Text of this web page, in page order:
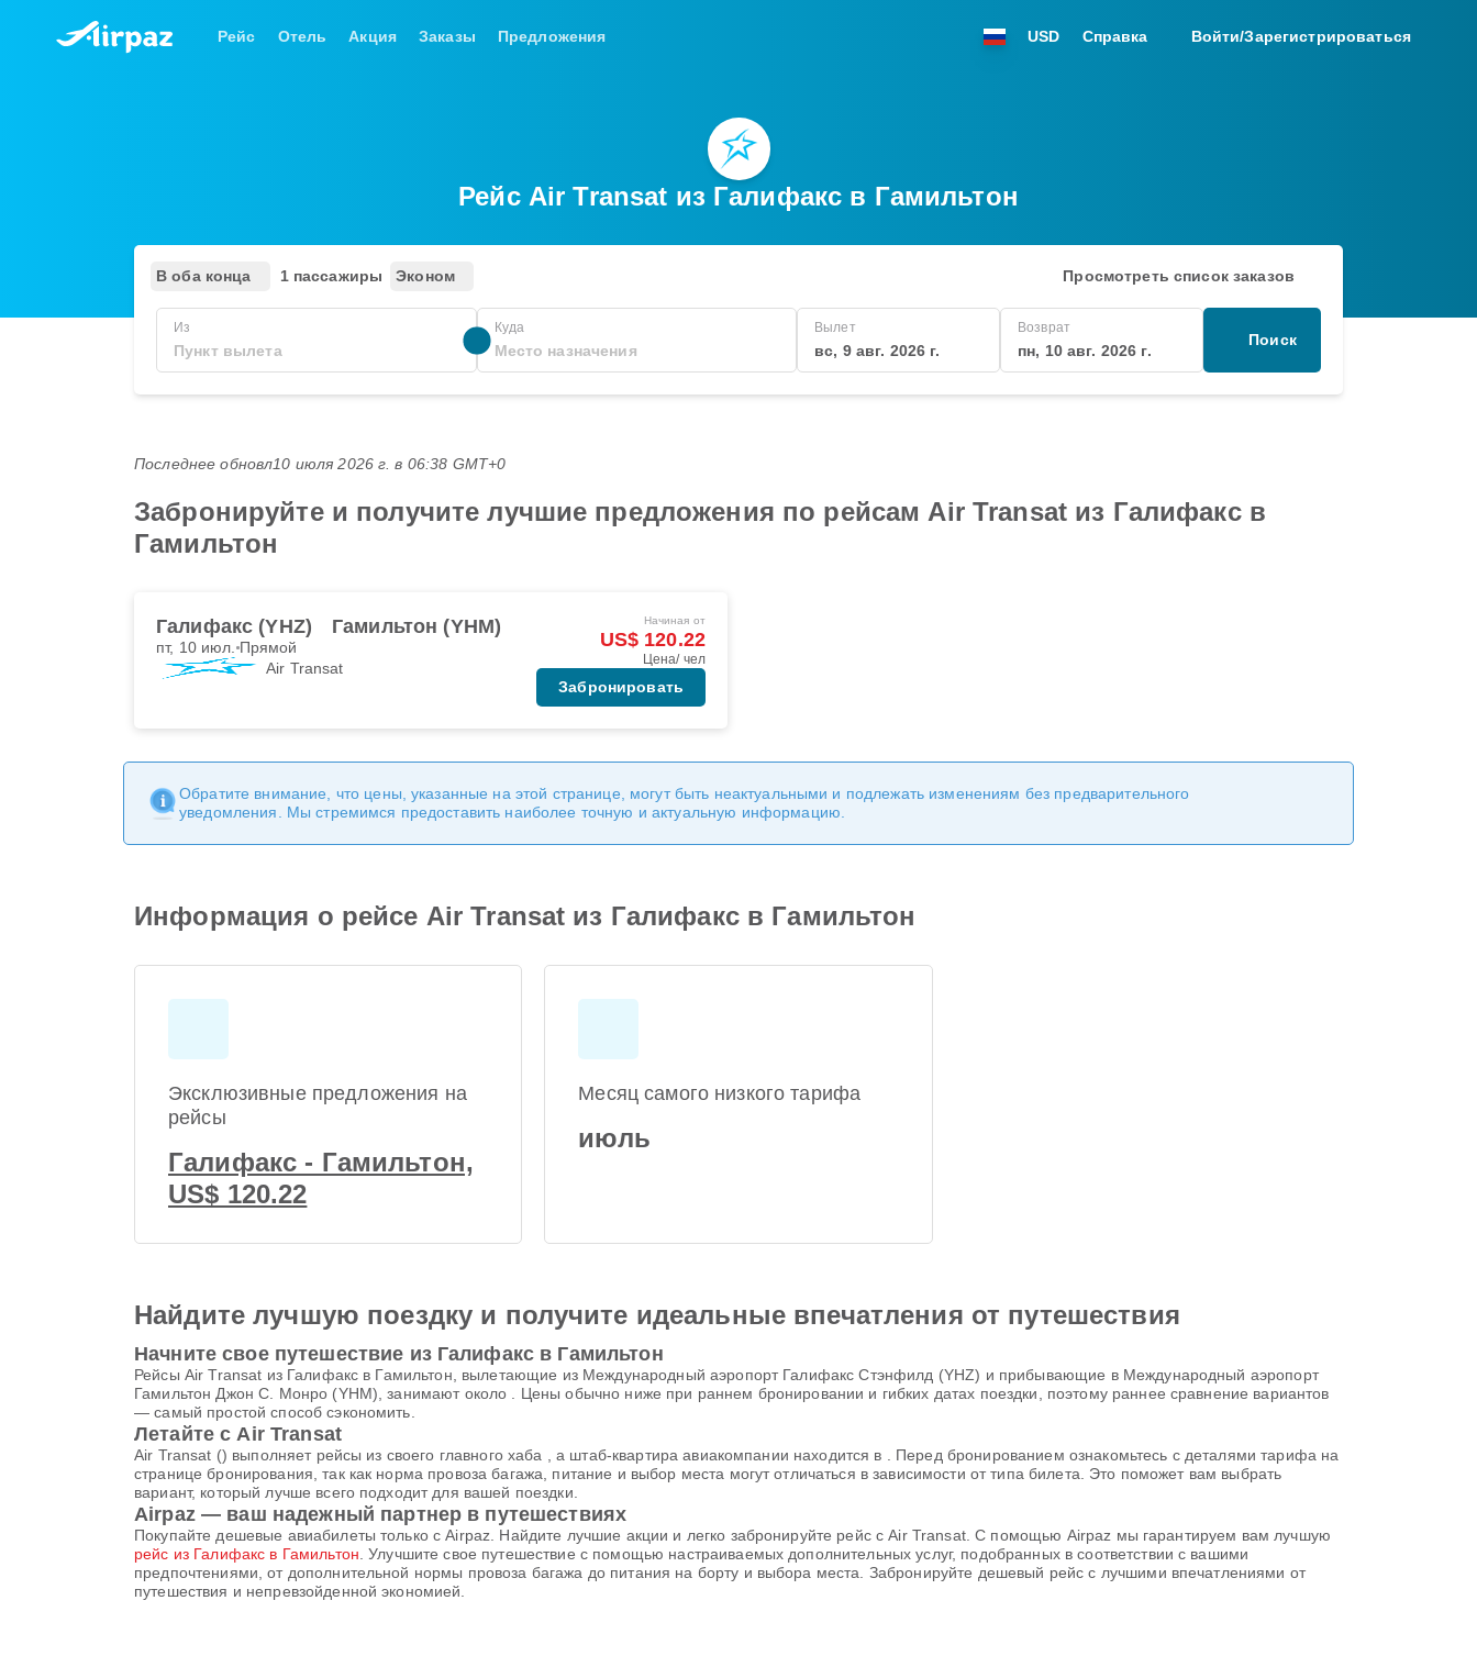
Рейс Отель Акция Заказы Предложения USD Справка Войти/Зарегистрироваться
Рейс Air Transat из Галифакс в Гамильтон
В оба конца 1 пассажиры Эконом Просмотреть список заказов
Из Куда Вылет
вс, 9 авг. 2026 г.
Возврат
пн, 10 авг. 2026 г.
Поиск
Последнее обновл10 июля 2026 г. в 06:38 GMT+0
Забронируйте и получите лучшие предложения по рейсам Air Transat из Галифакс в
Гамильтон
Галифакс (YHZ) Гамильтон (YHM)
пт, 10 июл. Прямой
Air Transat
Начиная от
US$ 120.22
Цена/ чел
Забронировать
Обратите внимание, что цены, указанные на этой странице, могут быть неактуальными и подлежать изменениям без предварительного
уведомления. Мы стремимся предоставить наиболее точную и актуальную информацию.
Информация о рейсе Air Transat из Галифакс в Гамильтон
Эксклюзивные предложения на
рейсы
Галифакс - Гамильтон,
US$ 120.22
Месяц самого низкого тарифа
июль
Найдите лучшую поездку и получите идеальные впечатления от путешествия
Начните свое путешествие из Галифакс в Гамильтон
Рейсы Air Transat из Галифакс в Гамильтон, вылетающие из Международный аэропорт Галифакс Стэнфилд (YHZ) и прибывающие в Международный аэропорт
Гамильтон Джон С. Монро (YHM), занимают около . Цены обычно ниже при раннем бронировании и гибких датах поездки, поэтому раннее сравнение вариантов
— самый простой способ сэкономить.
Летайте с Air Transat
Air Transat () выполняет рейсы из своего главного хаба , а штаб-квартира авиакомпании находится в . Перед бронированием ознакомьтесь с деталями тарифа на
странице бронирования, так как норма провоза багажа, питание и выбор места могут отличаться в зависимости от типа билета. Это поможет вам выбрать
вариант, который лучше всего подходит для вашей поездки.
Airpaz — ваш надежный партнер в путешествиях
Покупайте дешевые авиабилеты только с Airpaz. Найдите лучшие акции и легко забронируйте рейс с Air Transat. С помощью Airpaz мы гарантируем вам лучшую
рейс из Галифакс в Гамильтон . Улучшите свое путешествие с помощью настраиваемых дополнительных услуг, подобранных в соответствии с вашими
предпочтениями, от дополнительной нормы провоза багажа до питания на борту и выбора места. Забронируйте дешевый рейс с лучшими впечатлениями от
путешествия и непревзойденной экономией.